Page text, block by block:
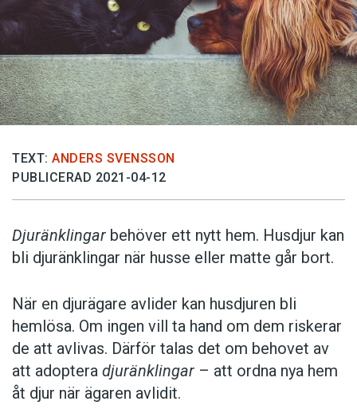
TEXT: ANDERS SVENSSON
PUBLICERAD 2021-04-12
Djuränklingar behöver ett nytt hem. Husdjur kan
bli djuränklingar när husse eller matte går bort.
När en djurägare avlider kan husdjuren bli
hemlösa. Om ingen vill ta hand om dem riskerar
de att avlivas. Därför talas det om behovet av
att adoptera djuränklingar – att ordna nya hem
åt djur när ägaren avlidit.